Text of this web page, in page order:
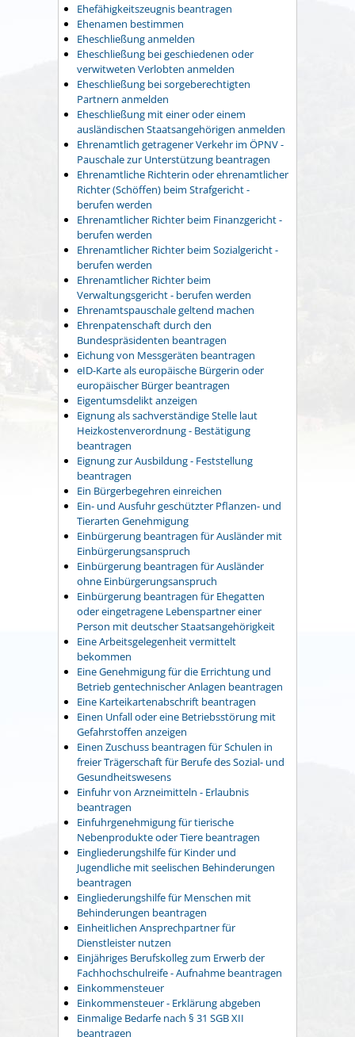
Ehefähigkeitszeugnis beantragen
Ehenamen bestimmen
Eheschließung anmelden
Eheschließung bei geschiedenen oder
verwitweten Verlobten anmelden
Eheschließung bei sorgeberechtigten
Partnern anmelden
Eheschließung mit einer oder einem
ausländischen Staatsangehörigen anmelden
Ehrenamtlich getragener Verkehr im ÖPNV -
Pauschale zur Unterstützung beantragen
Ehrenamtliche Richterin oder ehrenamtlicher
Richter (Schöffen) beim Strafgericht -
berufen werden
Ehrenamtlicher Richter beim Finanzgericht -
berufen werden
Ehrenamtlicher Richter beim Sozialgericht -
berufen werden
Ehrenamtlicher Richter beim
Verwaltungsgericht - berufen werden
Ehrenamtspauschale geltend machen
Ehrenpatenschaft durch den
Bundespräsidenten beantragen
Eichung von Messgeräten beantragen
eID-Karte als europäische Bürgerin oder
europäischer Bürger beantragen
Eigentumsdelikt anzeigen
Eignung als sachverständige Stelle laut
Heizkostenverordnung - Bestätigung
beantragen
Eignung zur Ausbildung - Feststellung
beantragen
Ein Bürgerbegehren einreichen
Ein- und Ausfuhr geschützter Pflanzen- und
Tierarten Genehmigung
Einbürgerung beantragen für Ausländer mit
Einbürgerungsanspruch
Einbürgerung beantragen für Ausländer
ohne Einbürgerungsanspruch
Einbürgerung beantragen für Ehegatten
oder eingetragene Lebenspartner einer
Person mit deutscher Staatsangehörigkeit
Eine Arbeitsgelegenheit vermittelt
bekommen
Eine Genehmigung für die Errichtung und
Betrieb gentechnischer Anlagen beantragen
Eine Karteikartenabschrift beantragen
Einen Unfall oder eine Betriebsstörung mit
Gefahrstoffen anzeigen
Einen Zuschuss beantragen für Schulen in
freier Trägerschaft für Berufe des Sozial- und
Gesundheitswesens
Einfuhr von Arzneimitteln - Erlaubnis
beantragen
Einfuhrgenehmigung für tierische
Nebenprodukte oder Tiere beantragen
Eingliederungshilfe für Kinder und
Jugendliche mit seelischen Behinderungen
beantragen
Eingliederungshilfe für Menschen mit
Behinderungen beantragen
Einheitlichen Ansprechpartner für
Dienstleister nutzen
Einjähriges Berufskolleg zum Erwerb der
Fachhochschulreife - Aufnahme beantragen
Einkommensteuer
Einkommensteuer - Erklärung abgeben
Einmalige Bedarfe nach § 31 SGB XII
beantragen